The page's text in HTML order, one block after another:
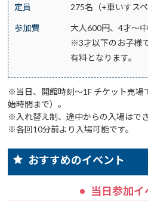
定員 275名（+車いすスペ
参加費
大人600円、4才～
※3才以下のお子様
有料となります。
※当日、開館時刻～1F チケット売場
始時間まで）。
※入れ替え制、途中からの入場はでき
※各回10分前より入場可能です。
おすすめのイベント
当日参加イ